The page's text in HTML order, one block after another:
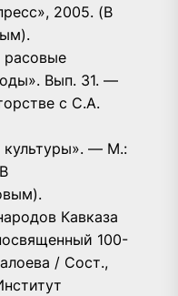
2005. (В
Вып. 31. —
с С.А.
— М.:
Кавказа
100-
/ Сост.,